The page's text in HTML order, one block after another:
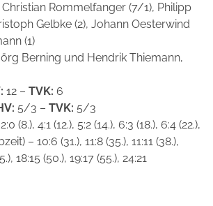
Christian Rommelfanger (7/1), Philipp
Gelbke (2), Johann Oesterwind
(1)
Berning und Hendrik Thiemann,
12 – TVK: 6
5/3 – TVK: 5/3
(8.), 4:1 (12.), 5:2 (14.), 6:3 (18.), 6:4 (22.),
– 10:6 (31.), 11:8 (35.), 11:11 (38.),
18:15 (50.), 19:17 (55.), 24:21